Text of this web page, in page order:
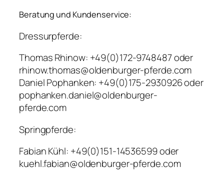
Beratung und Kundenservice:
Dressurpferde:
Thomas Rhinow: +49(0)172-9748487 oder
rhinow.thomas@oldenburger-pferde.com
Daniel Pophanken: +49(0)175-2930926 oder
pophanken.daniel@oldenburger-
pferde.com
Springpferde:
Fabian Kühl: +49(0)151-14536599 oder
kuehl.fabian@oldenburger-pferde.com